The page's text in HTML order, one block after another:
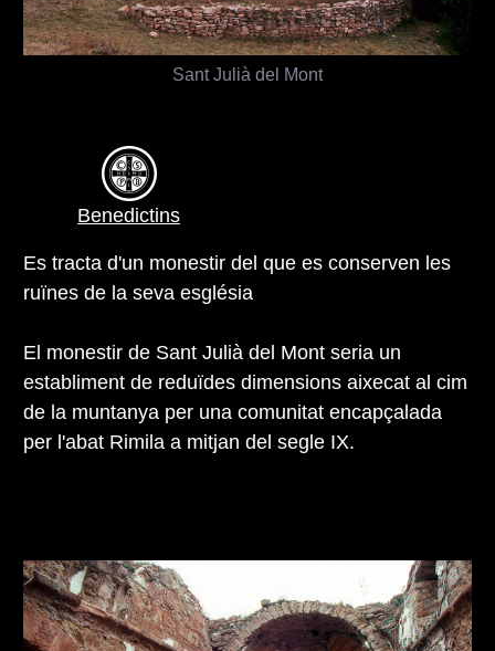
Sant Julià del Mont
Benedictins
Es tracta d'un monestir del que es conserven les
ruïnes de la seva església
El monestir de Sant Julià del Mont seria un
establiment de reduïdes dimensions aixecat al cim
de la muntanya per una comunitat encapçalada
per l'abat Rimila a mitjan del segle IX.